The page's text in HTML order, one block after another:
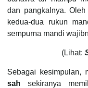
dan pangkalnya.
kedua-dua rukun
sempurna mandi
(Lihat:
Sebagai kesimpulan,
sah sekiranya